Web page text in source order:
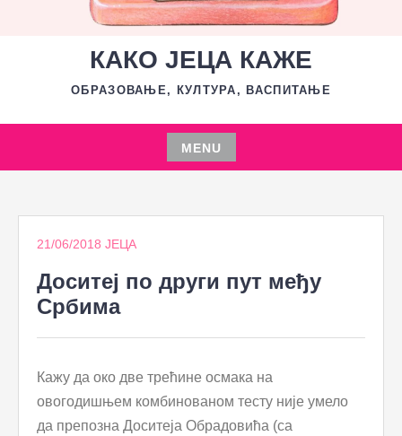
КАКО ЈЕЦА КАЖЕ
ОБРАЗОВАЊЕ, КУЛТУРА, ВАСПИТАЊЕ
MENU
Skip
content
21/06/2018 ЈЕЦА
Доситеј по други пут међу
Србима
Кажу да око две трећине осмака на
овогодишњем комбинованом тесту није умело
да препозна Доситеја Обрадовића (са